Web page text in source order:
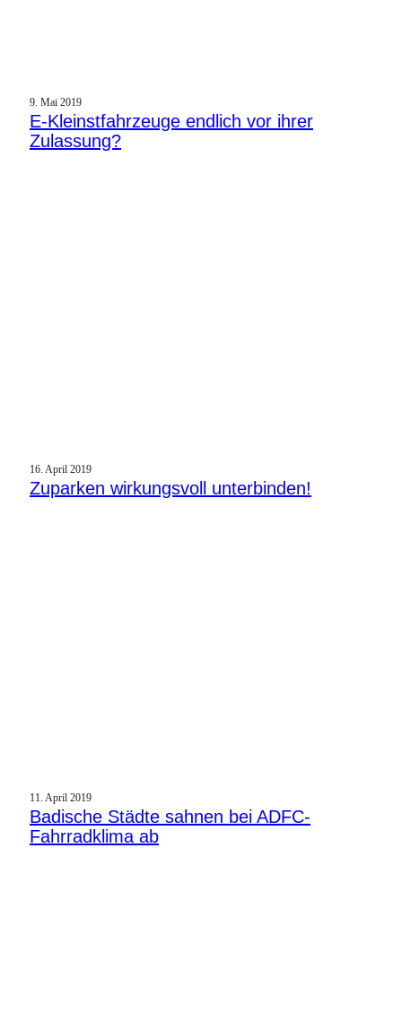
9. Mai 2019
E‑Kleinstfahrzeuge endlich vor ihrer
Zulassung?
16. April 2019
Zuparken wirkungsvoll unterbinden!
11. April 2019
Badische Städte sahnen bei ADFC-
Fahrradklima ab